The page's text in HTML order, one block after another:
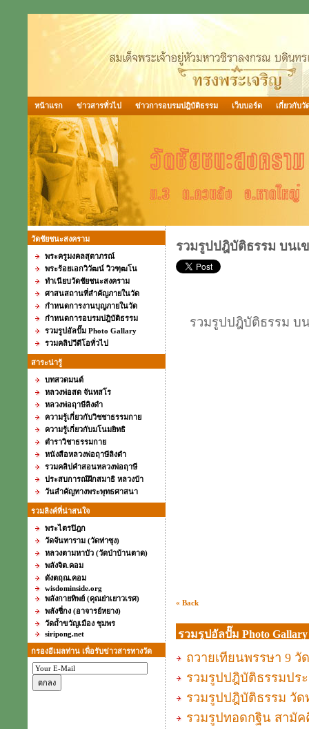
หน้าแรก ข่าวสารทั่วไป ข่าวการอบรมปฎิบัติธรรม เว็บบอร์ด เกี่ยวกับวั
วัดชัยชนะสงคราม
พระครูมงคลสุตาภรณ์
พระร้อยเอกวิวัฒน์ วิวฑฺฒโน
ทำเนียบวัดชัยชนะสงคราม
ศาสนสถานที่สำคัญภายในวัด
กำหนดการงานบุญภายในวัด
กำหนดการอบรมปฎิบัติธรรม
รวมรูปอัลปั๊ม Photo Gallary
รวมคลิปวีดีโอทั่วไป
สาระน่ารู้
บทสวดมนต์
หลวงพ่อสด จันทสโร
หลวงพ่อฤาษีลิงดำ
ความรู้เกี่ยวกับวิชชาธรรมกาย
ความรู้เกี่ยวกับมโนมยิทธิ
ตำราวิชาธรรมกาย
หนังสือหลวงพ่อฤาษีลิงดำ
รวมคลิปคำสอนหลวงพ่อฤาษี
ประสบการณ์ฝึกสมาธิ หลวงป๋า
วันสำคัญทางพระพุทธศาสนา
รวมลิงค์ที่น่าสนใจ
พระไตรปิฎก
วัดจันทาราม (วัดท่าซุง)
หลวงตามหาบัว (วัดป่าบ้านตาด)
พลังจิต.คอม
ดังตฤณ.คอม
wisdominside.org
พลังกายทิพย์ (คุณย่าเยาวเรศ)
พลังชี่กง (อาจารย์หยาง)
วัดถ้ำขวัญเมือง ชุมพร
siripong.net
กรองอีเมลท่าน เพื่อรับข่าวสารทางวัด
รวมรูปปฎิบัติธรรม บนเ
รวมรูปปฎิบัติธรรม บ
« Back
รวมรูปอัลปั๊ม Photo Gallary
ถวายเทียนพรรษา 9 วั
รวมรูปปฎิบัติธรรมประ
รวมรูปปฎิบัติธรรม วัด
รวมรูปทอดกฐิน สามัค